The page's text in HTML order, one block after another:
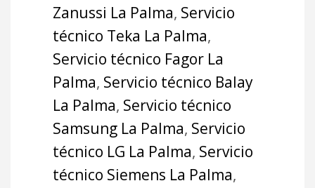
Zanussi La Palma, Servicio
técnico Teka La Palma,
Servicio técnico Fagor La
Palma, Servicio técnico Balay
La Palma, Servicio técnico
Samsung La Palma, Servicio
técnico LG La Palma, Servicio
técnico Siemens La Palma,